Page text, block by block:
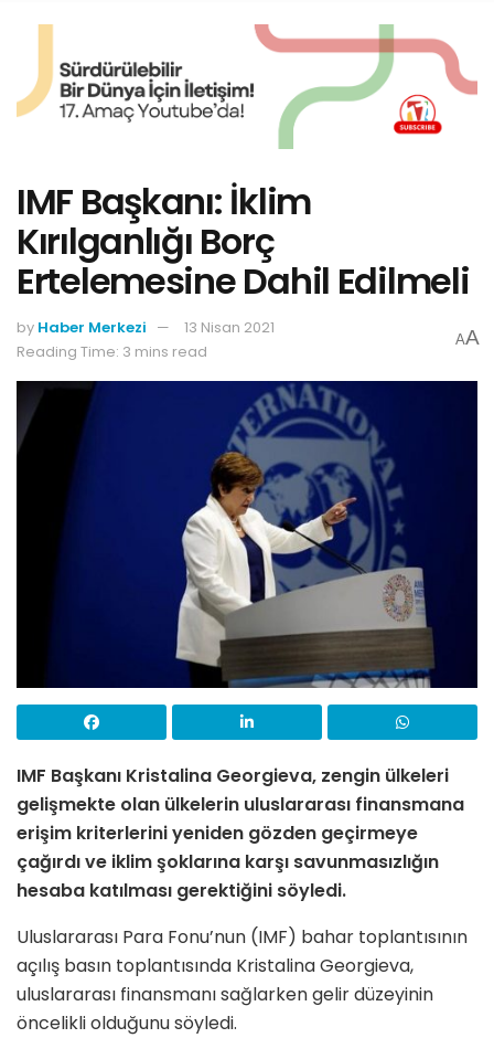
IMF Başkanı: İklim
Kırılganlığı Borç
Ertelemesine Dahil Edilmeli
by Haber Merkezi
13 Nisan 2021
Reading Time: 3 mins read
AA
IMF Başkanı Kristalina Georgieva, zengin ülkeleri
gelişmekte olan ülkelerin uluslararası finansmana
erişim kriterlerini yeniden gözden geçirmeye
çağırdı ve iklim şoklarına karşı savunmasızlığın
hesaba katılması gerektiğini söyledi.
Uluslararası Para Fonu’nun (IMF) bahar toplantısının
açılış basın toplantısında Kristalina Georgieva,
uluslararası finansmanı sağlarken gelir düzeyinin
öncelikli olduğunu söyledi.